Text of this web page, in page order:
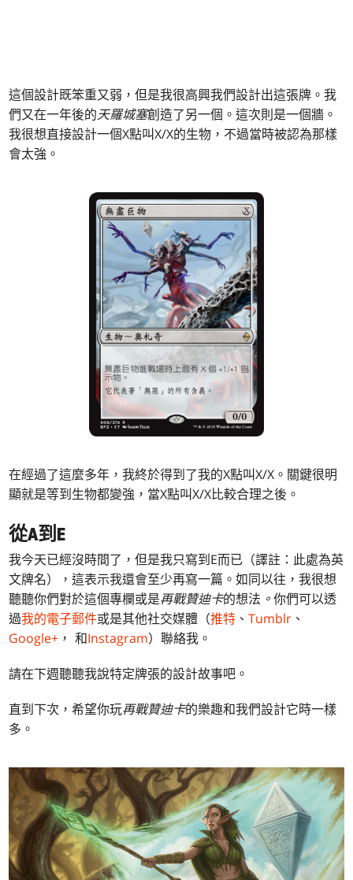
這個設計既笨重又弱，但是我很高興我們設計出這張牌。我
們又在一年後的天羅城塞創造了另一個。這次則是一個牆。
我很想直接設計一個X點叫X/X的生物，不過當時被認為那樣
會太強。
在經過了這麼多年，我終於得到了我的X點叫X/X。關鍵很明
顯就是等到生物都變強，當X點叫X/X比較合理之後。
從A到E
我今天已經沒時間了，但是我只寫到E而已（譯註：此處為英
文牌名），這表示我還會至少再寫一篇。如同以往，我很想
聽聽你們對於這個專欄或是再戰贊迪卡的想法 。你們可以透
過我的電子郵件或是其他社交媒體（推特 、Tumblr 、
Google+ ， 和Instagram）聯絡我。
請在下週聽聽我說特定牌張的設計故事吧。
直到下次，希望你玩再戰贊迪卡的樂趣和我們設計它時一樣
多。